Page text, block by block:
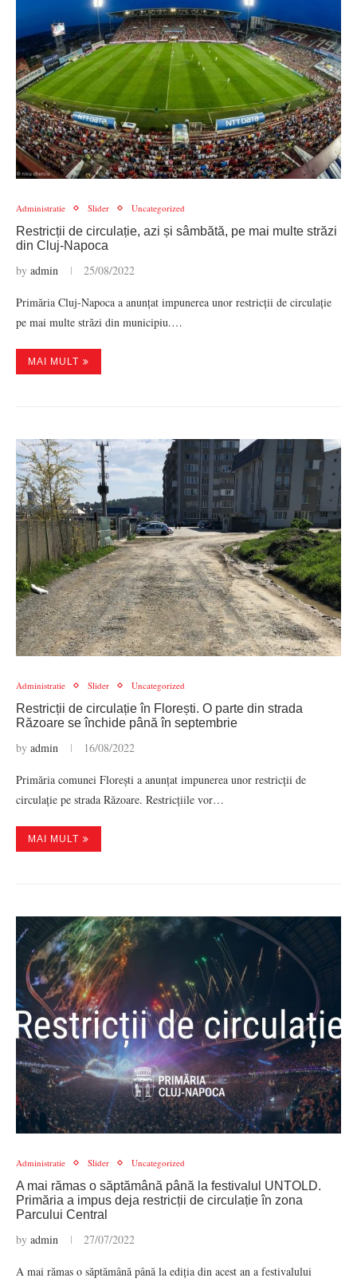
Administratie Slider Uncategorized
Restricții de circulație, azi și sâmbătă, pe mai multe străzi
din Cluj-Napoca
by admin 25/08/2022
Primăria Cluj-Napoca a anunțat impunerea unor restricții de circulație
pe mai multe străzi din municipiu.…
MAI MULT
Administratie Slider Uncategorized
Restricții de circulație în Florești. O parte din strada
Răzoare se închide până în septembrie
by admin 16/08/2022
Primăria comunei Florești a anunțat impunerea unor restricții de
circulație pe strada Răzoare. Restricțiile vor…
MAI MULT
Administratie Slider Uncategorized
A mai rămas o săptămână până la festivalul UNTOLD.
Primăria a impus deja restricții de circulație în zona
Parcului Central
by admin 27/07/2022
A mai rămas o săptămână până la ediția din acest an a festivalului